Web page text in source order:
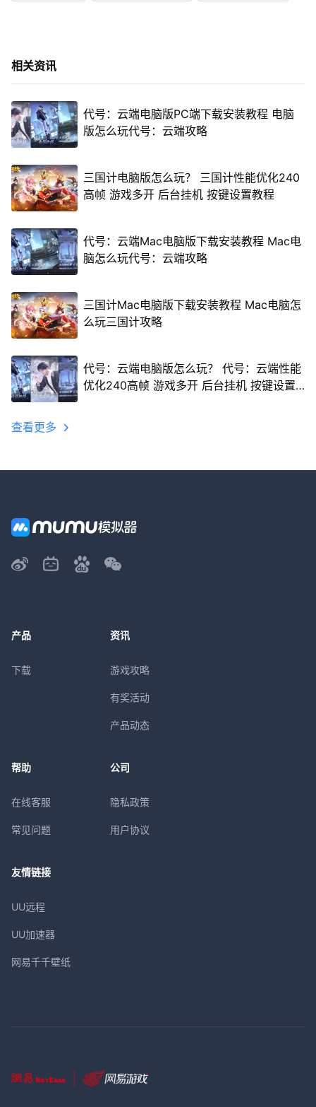
相关资讯
代号：云端电脑版PC端下载安装教程 电脑
版怎么玩代号：云端攻略
三国计电脑版怎么玩？ 三国计性能优化240
高帧 游戏多开 后台挂机 按键设置教程
代号：云端Mac电脑版下载安装教程 Mac电
脑怎么玩代号：云端攻略
三国计Mac电脑版下载安装教程 Mac电脑怎
么玩三国计攻略
代号：云端电脑版怎么玩？ 代号：云端性能
优化240高帧 游戏多开 后台挂机 按键设置
查看更多
产品
下载
资讯
游戏攻略
有奖活动
产品动态
帮助
在线客服
常见问题
公司
隐私政策
用户协议
友情链接
UU远程
UU加速器
网易千千壁纸